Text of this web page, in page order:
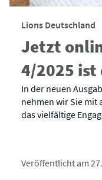
Lions Deutschland
Jetzt
4/2025 ist
In der neuen
nehmen wir Sie mit
das vielfältige
Veröffentlicht am